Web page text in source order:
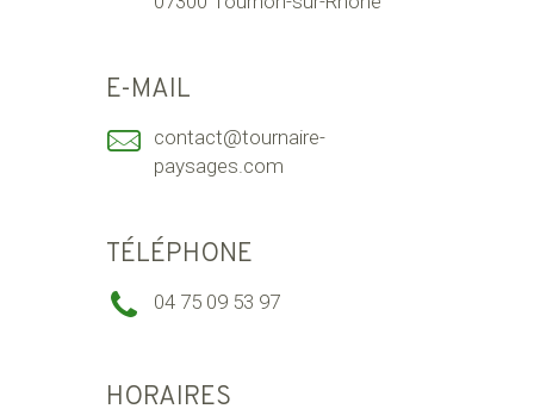
E-MAIL
contact@tournaire-
paysages.com
TÉLÉPHONE
04 75 09 53 97
HORAIRES